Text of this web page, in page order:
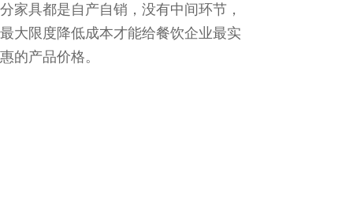
分家具都是自产自销，没有中间环节，
最大限度降低成本才能给餐饮企业最实
惠的产品价格。